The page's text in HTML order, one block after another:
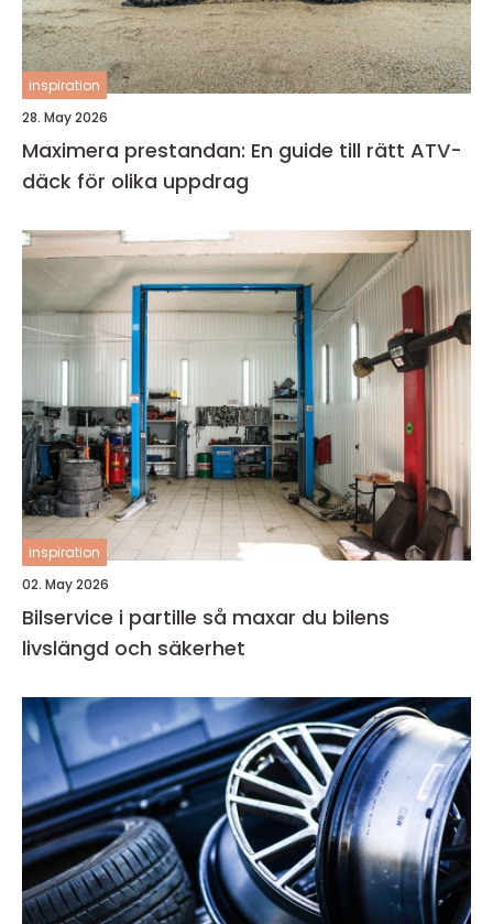
inspiration
28. May 2026
Maximera prestandan: En guide till rätt ATV-
däck för olika uppdrag
inspiration
02. May 2026
Bilservice i partille så maxar du bilens
livslängd och säkerhet